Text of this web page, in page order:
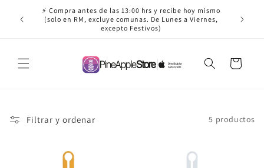
directamente
al contenido
⚡ Compra antes de las 13:00 hrs y recibe hoy mismo
(solo en RM, excluye comunas. De Lunes a Viernes,
excepto Festivos)
✈️
Carrito
Filtrar y ordenar 5 productos